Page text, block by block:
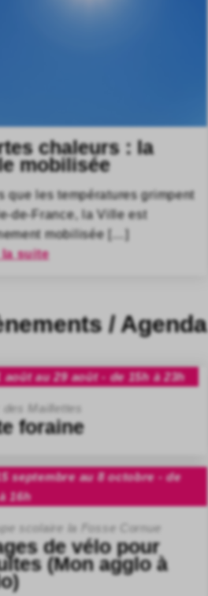
chaleurs : la
mobilisée
que les températures grimpent
de-France, la Ville est
mobilisée […]
suite
/ Agenda
août au 29 août - de 15h à 23h
des Maillettes
foraine
septembre au 8 octobre - de
16h
scolaire la Fosse Cornue
de vélo pour
(Mon agglo à